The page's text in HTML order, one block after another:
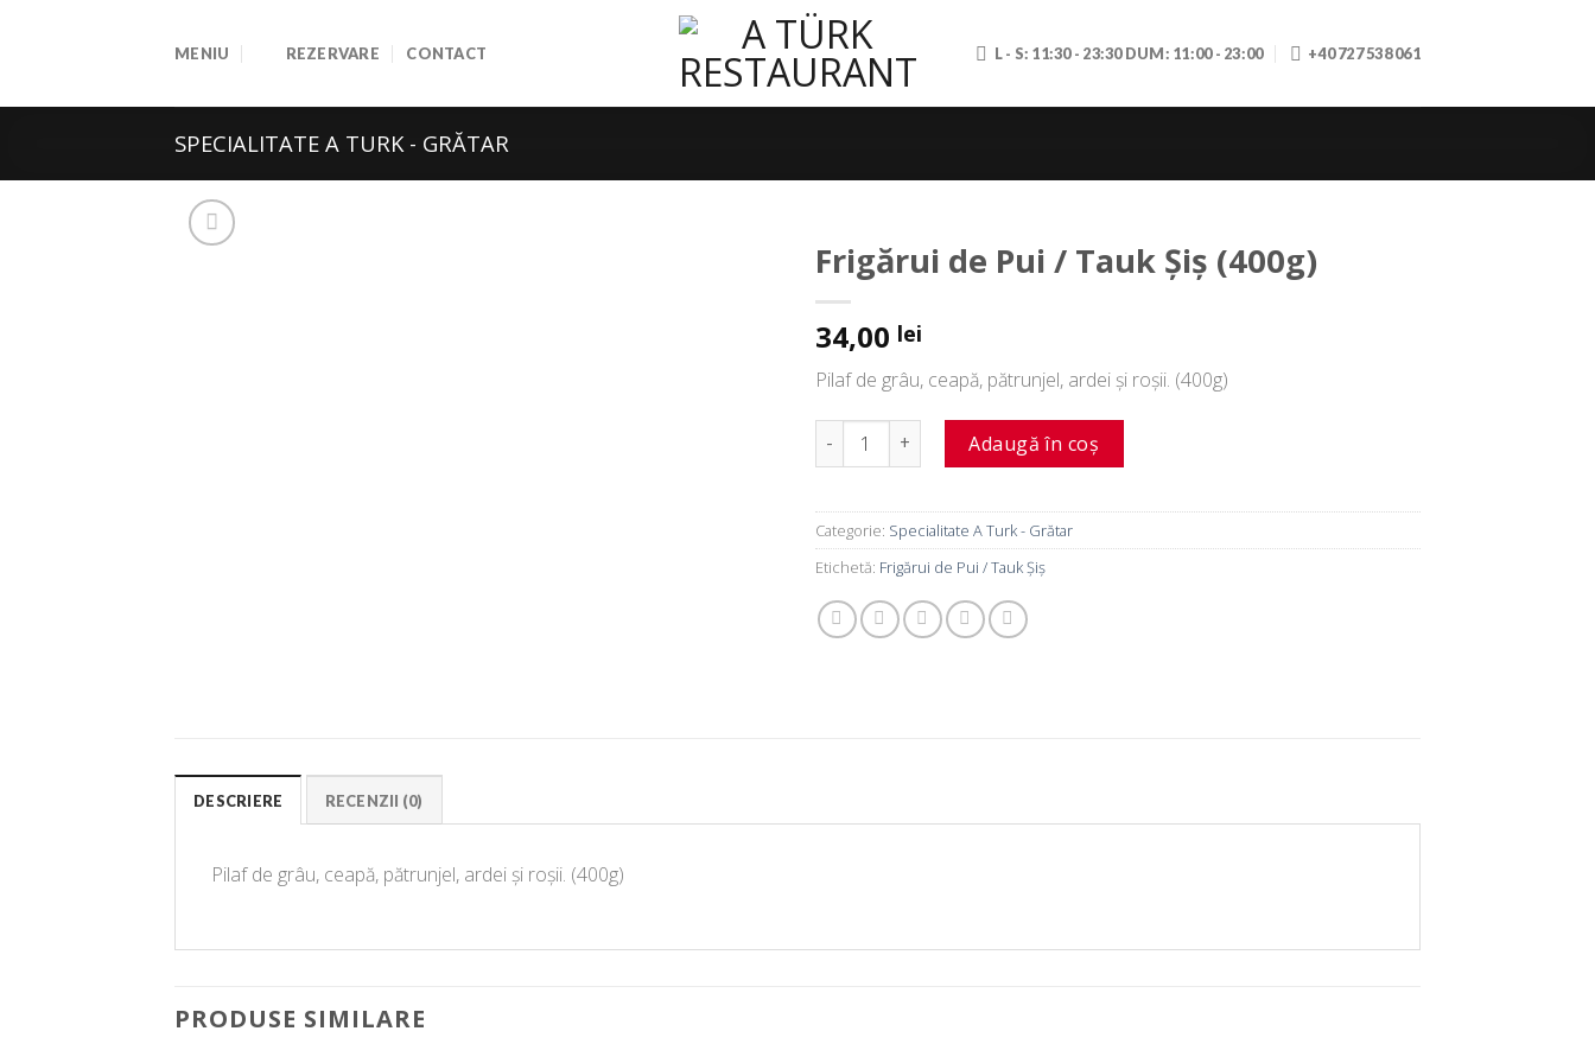
MENIU REZERVARE CONTACT L - S: 11:30 - 23:30 DUM: 11:00 - 23:00 +40 727 538 061
SPECIALITATE A TURK - GRĂTAR
Frigărui de Pui / Tauk Șiș (400g)
34,00 lei
Pilaf de grâu, ceapă, pătrunjel, ardeiși roșii. (400g)
Cantitate Frigărui de Pui / Tauk Șiș (400g)
Adaugă în coș
Categorie: Specialitate A Turk - Grătar
Etichetă: Frigărui de Pui / Tauk Șiș
DESCRIERE RECENZII (0)
Pilaf de grâu, ceapă, pătrunjel, ardeiși roșii. (400g)
PRODUSE SIMILARE